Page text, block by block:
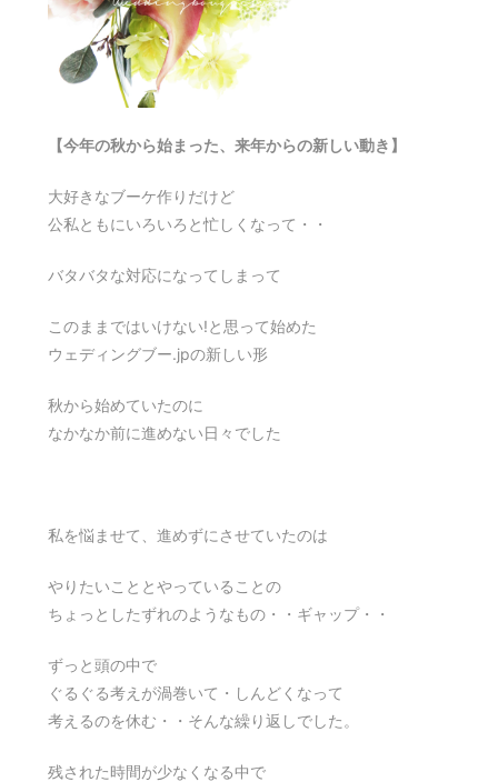
【今年の秋から始まった、来年からの新しい動き】
大好きなブーケ作りだけど
公私ともにいろいろと忙しくなって・・
バタバタな対応になってしまって
このままではいけない!と思って始めた
ウェディングブー.jpの新しい形
秋から始めていたのに
なかなか前に進めない日々でした
私を悩ませて、進めずにさせていたのは
やりたいこととやっていることの
ちょっとしたずれのようなもの・・ギャップ・・
ずっと頭の中で
ぐるぐる考えが渦巻いて・しんどくなって
考えるのを休む・・そんな繰り返しでした。
残された時間が少なくなる中で